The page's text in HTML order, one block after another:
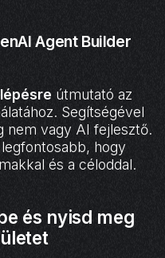
Agent Builder
útmutató az
Segítségével
nem vagy AI fejlesztő.
hogy
és a céloddal.
és nyisd meg